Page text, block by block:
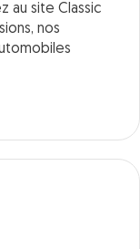
au site Classic
nos